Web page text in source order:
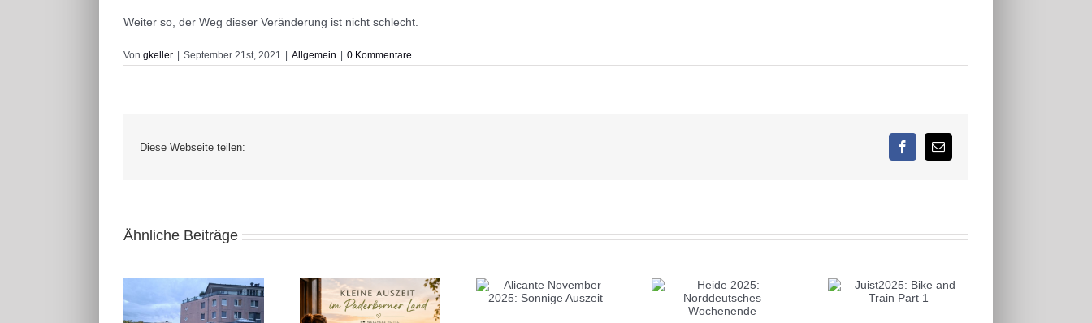
Weiter so, der Weg dieser Veränderung ist nicht schlecht.
Von gkeller | September 21st, 2021 | Allgemein | 0 Kommentare
Diese Webseite teilen: Facebook
E-
Ähnliche Beiträge
Alicante November
2025: Sonnige Auszeit
Heide 2025:
Juist2025: Bike and
Train Part 1